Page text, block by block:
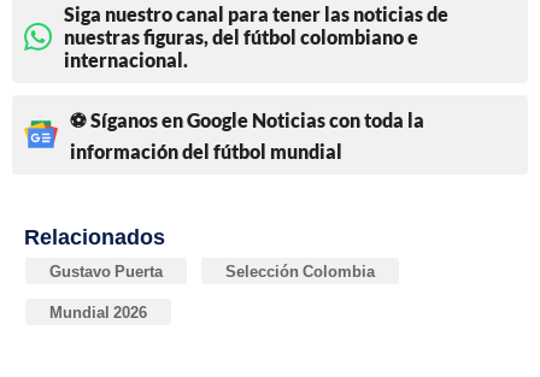
Siga nuestro canal para tener las noticias de
nuestras figuras, del fútbol colombiano e
internacional.
⚽ Síganos en Google Noticias con toda la
información del fútbol mundial
Relacionados
Gustavo Puerta Selección Colombia
Mundial 2026